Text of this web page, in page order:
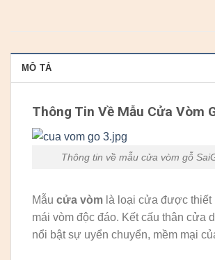
MÔ TẢ
Thông Tin Về Mẫu Cửa Vòm
Thông tin về mẫu cửa vòm gỗ
Mẫu cửa vòm là loại cửa được thiết
mái vòm độc đáo. Kết cấu thân cửa
nổi bật sự uyển chuyển, mềm mại